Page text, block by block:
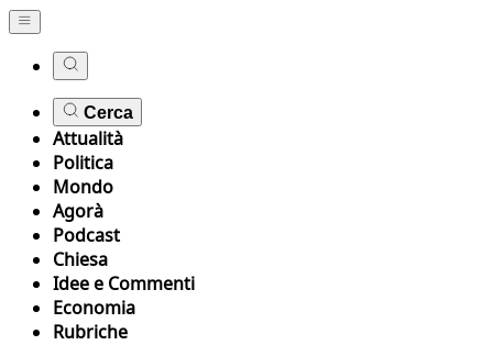
Cerca
Attualità
Politica
Mondo
Agorà
Podcast
Chiesa
Idee e Commenti
Economia
Rubriche